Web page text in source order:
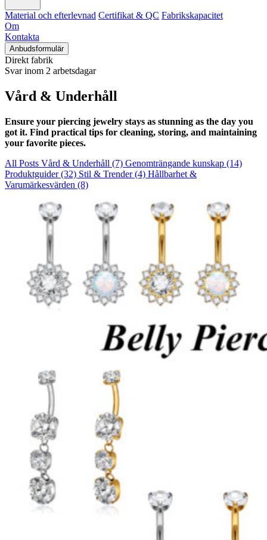
Material och efterlevnad Certifikat & QC Fabrikskapacitet
Om
Kontakta
Anbudsformulär
Direkt fabrik
Svar inom 2 arbetsdagar
Vård & Underhåll
Ensure your piercing jewelry stays as stunning as the day you
got it. Find practical tips for cleaning, storing, and maintaining
your favorite pieces.
All Posts Vård & Underhåll (7) Genomträngande kunskap (14)
Produktguider(32) Stil & Trender(4) Hållbarhet &
Varumärkesvärden (8)